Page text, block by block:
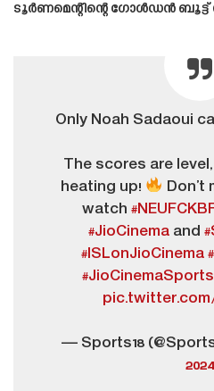
ടൂർണമെന്റിന്റെ ഗോൾഡൻ ബൂട്ട്
Only Noah Sadaoui
The scores are
heating up!
Don’t
watch
#JioCinema and
#ISLonJioCinema
#JioCinemaSports
— Sports18
2024